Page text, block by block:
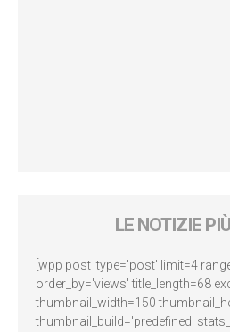
LE NOTIZIE
[wpp post_type='post' limit=4
order_by='views' title_length=68
thumbnail_width=150
thumbnail_build='predefined'